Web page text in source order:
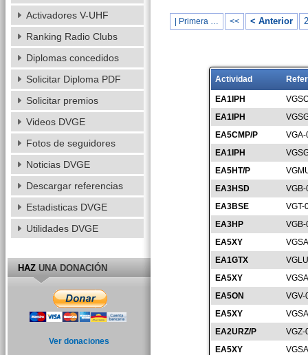
| Primera … << < Anterior
Actividad
EA1IPH
EA1IPH
EA5CMP/P
EA1IPH
EA5HT/P
EA3HSD
EA3BSE
VGT-
EA3HP
EA5XY
EA1GTX
EA5XY
EA5ON
VGV-
EA5XY
EA2URZ/P
VGZ-
EA5XY
Activadores V-UHF
Ranking Radio Clubs
Diplomas concedidos
Solicitar Diploma PDF
Solicitar premios
Videos DVGE
Fotos de seguidores
Noticias DVGE
Descargar referencias
Estadisticas DVGE
Utilidades DVGE
HAZUNA DONACIÓN
Ver donaciones